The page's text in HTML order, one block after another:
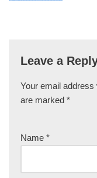
Leave a
Your email address
are marked *
Name *